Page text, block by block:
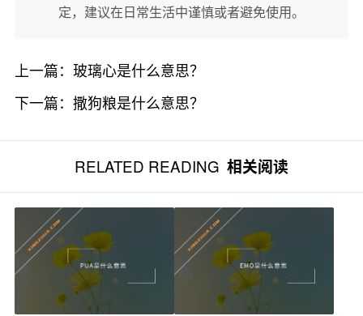
定，建议在日常生活中谨慎或者避免使用。
上一篇： 玻璃心是什么意思？
下一篇： 撒狗粮是什么意思？
RELATED READING 相关阅读